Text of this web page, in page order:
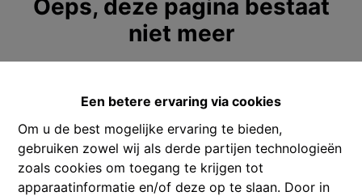
Een betere ervaring via cookies
Om u de best mogelijke ervaring te bieden,
gebruiken zowel wij als derde partijen technologieën
zoals cookies om toegang te krijgen tot
apparaatinformatie en/of deze op te slaan. Door in
Oeps, deze pagina bestaat
niet meer
Te koop Te huur